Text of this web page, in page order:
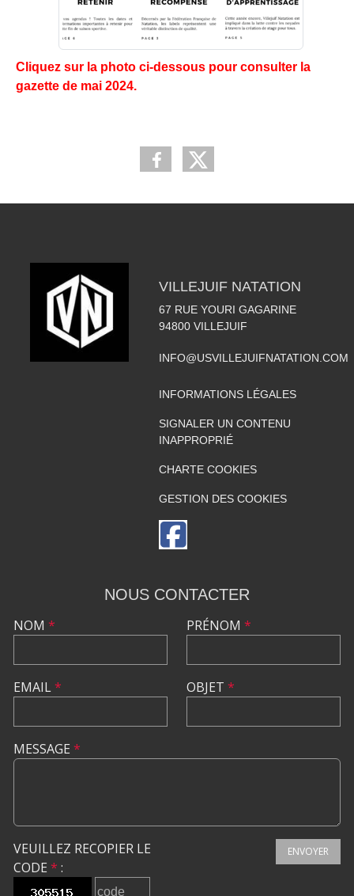
Cliquez sur la photo ci-dessous pour consulter la
gazette de mai 2024.
VILLEJUIF NATATION
67 RUE YOURI GAGARINE
94800 VILLEJUIF
INFO@USVILLEJUIFNATATION.COM
INFORMATIONS LÉGALES
SIGNALER UN CONTENU
INAPPROPRIÉ
CHARTE COOKIES
GESTION DES COOKIES
NOUS CONTACTER
NOM *
EMAIL*
PRÉNOM *
OBJET *
MESSAGE *
VEUILLEZ RECOPIER LE
CODE * :
ENVOYER